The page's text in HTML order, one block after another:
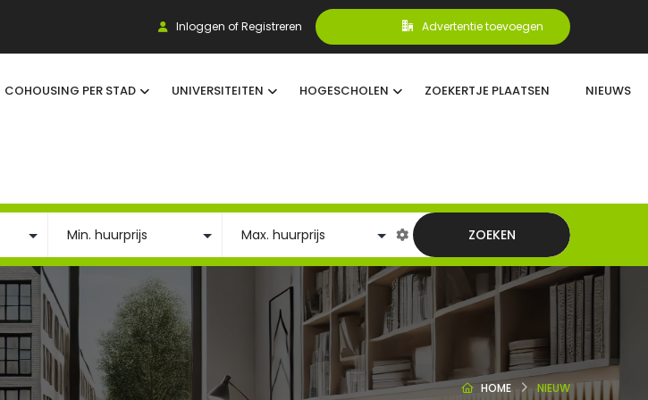
Inloggen of Registreren Advertentie toevoegen
COHOUSING PER STAD UNIVERSITEITEN HOGESCHOLEN ZOEKERTJE PLAATSEN NIEUWS
ZOEKEN
HOME NIEUW